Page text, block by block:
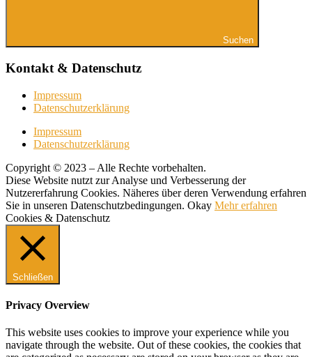
Suchen
Kontakt & Datenschutz
Impressum
Datenschutzerklärung
Impressum
Datenschutzerklärung
Copyright © 2023 – Alle Rechte vorbehalten.
Diese Website nutzt zur Analyse und Verbesserung der
Nutzererfahrung Cookies. Näheres über deren Verwendung erfahren
Sie in unseren Datenschutzbedingungen. Okay Mehr erfahren
Cookies & Datenschutz
Schließen
Privacy Overview
This website uses cookies to improve your experience while you
navigate through the website. Out of these cookies, the cookies that